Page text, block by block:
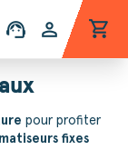
support_agent person shopping_cart
pour profiter
fixes